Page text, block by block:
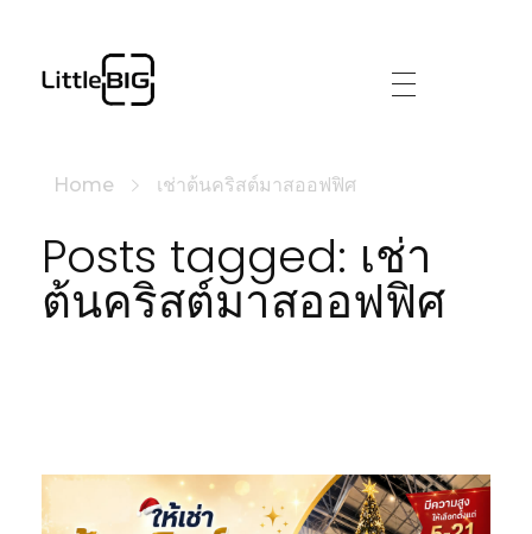
Home เช่าต้นคริสต์มาสออฟฟิศ
Posts tagged: เช่า
ต้นคริสต์มาสออฟฟิศ